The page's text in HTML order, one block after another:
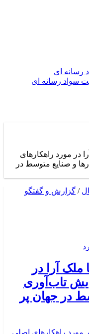
رسانه ای
سواد رسانه ای
در مورد راهکارهای
و صنایع متوسط در
/ گزارش و گفتگو
ملک آرا در
تاب‌آوری
در جهان پر